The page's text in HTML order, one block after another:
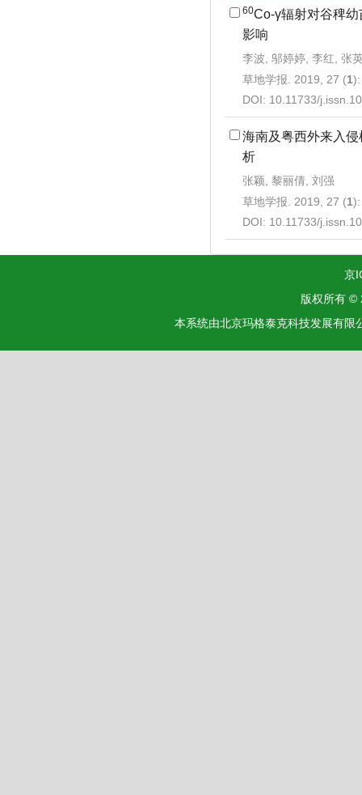
60Co-γ辐射对谷稗
影响
李波, 邬婷婷, 李红, 张
草地学报. 2019, 27 (1
DOI: 10.11733/
海南及粤西外来入
析
张颖, 黎丽倩, 刘强
草地学报. 2019, 27 (1
DOI: 10.11733/
京
版权所有 ©
本系统由北京玛格泰克科技发展有